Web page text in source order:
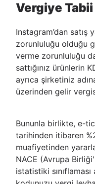
Vergiye
Instagram’dan
zorunluluğu olduğu
verme zorunluluğu
sattığınız ürünlerin
ayrıca şirketiniz
üzerinden gelir
Bununla birlikte, e-
tarihinden itibaren
muafiyetinden
NACE (Avrupa
istatistiki